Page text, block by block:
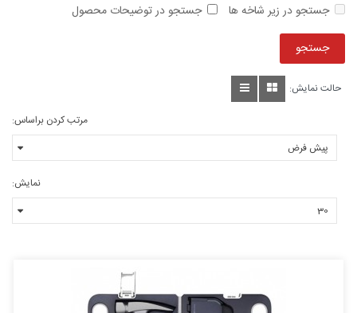
جستجو در زیر شاخه ها جستجو در توضیحات محصول
حالت نمایش:
مرتب کردن براساس:
نمایش: